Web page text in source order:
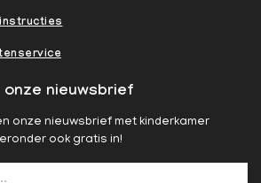
nieuwsbrief
onze nieuwsbrief met kinderkamer
ook gratis in!